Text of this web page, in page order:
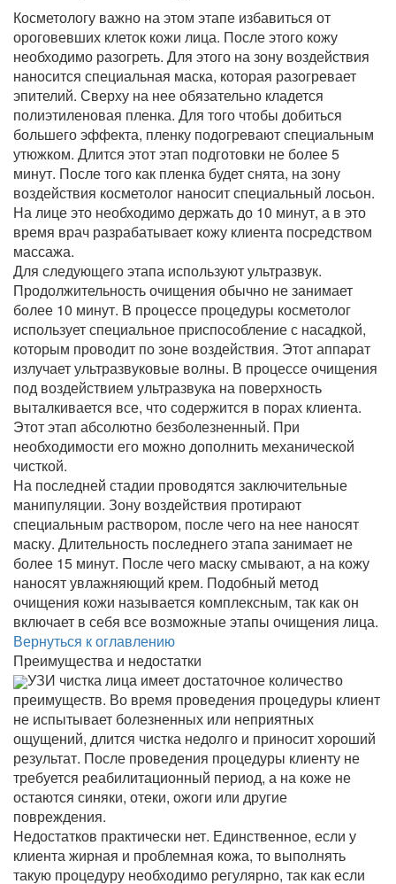
Косметологу важно на этом этапе избавиться от
ороговевших клеток кожи лица. После этого кожу
необходимо разогреть. Для этого на зону воздействия
наносится специальная маска, которая разогревает
эпителий. Сверху на нее обязательно кладется
полиэтиленовая пленка. Для того чтобы добиться
большего эффекта, пленку подогревают специальным
утюжком. Длится этот этап подготовки не более 5
минут. После того как пленка будет снята, на зону
воздействия косметолог наносит специальный лосьон.
На лице это необходимо держать до 10 минут, а в это
время врач разрабатывает кожу клиента посредством
массажа.
Для следующего этапа используют ультразвук.
Продолжительность очищения обычно не занимает
более 10 минут. В процессе процедуры косметолог
использует специальное приспособление с насадкой,
которым проводит по зоне воздействия. Этот аппарат
излучает ультразвуковые волны. В процессе очищения
под воздействием ультразвука на поверхность
выталкивается все, что содержится в порах клиента.
Этот этап абсолютно безболезненный. При
необходимости его можно дополнить механической
чисткой.
На последней стадии проводятся заключительные
манипуляции. Зону воздействия протирают
специальным раствором, после чего на нее наносят
маску. Длительность последнего этапа занимает не
более 15 минут. После чего маску смывают, а на кожу
наносят увлажняющий крем. Подобный метод
очищения кожи называется комплексным, так как он
включает в себя все возможные этапы очищения лица.
Вернуться к оглавлению
Преимущества и недостатки
УЗИ чистка лица имеет достаточное количество
преимуществ. Во время проведения процедуры клиент
не испытывает болезненных или неприятных
ощущений, длится чистка недолго и приносит хороший
результат. После проведения процедуры клиенту не
требуется реабилитационный период, а на коже не
остаются синяки, отеки, ожоги или другие
повреждения.
Недостатков практически нет. Единственное, если у
клиента жирная и проблемная кожа, то выполнять
такую процедуру необходимо регулярно, так как если